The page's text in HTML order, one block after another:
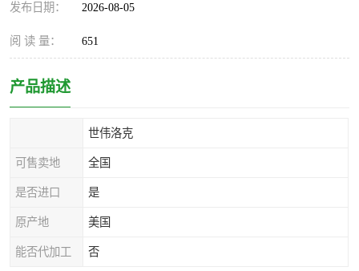
发布日期： 2026-08-05
阅 读 量： 651
产品描述
世伟洛克
可售卖地 全国
是否进口 是
原产地 美国
能否代加工 否